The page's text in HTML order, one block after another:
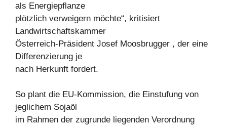
als Energiepflanze
plötzlich verweigern möchte“, kritisiert
Landwirtschaftskammer
Österreich-Präsident Josef Moosbrugger , der eine
Differenzierung je
nach Herkunft fordert.
So plant die EU-Kommission, die Einstufung von
jeglichem Sojaöl
im Rahmen der zugrunde liegenden Verordnung